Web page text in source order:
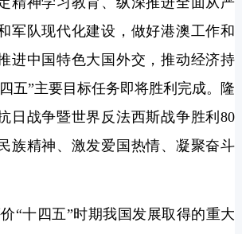
军队现代化建设，做好港澳工作和
进中国特色大国外交，推动经济持
五”主要目标任务即将胜利完成。隆
日战争暨世界反法西斯战争胜利80
族精神、激发爱国热情、凝聚奋斗
四五”时期我国发展取得的重大